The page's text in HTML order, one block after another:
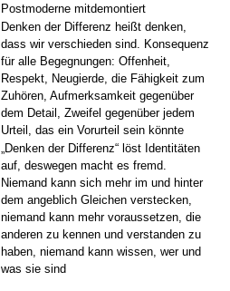
Postmoderne mitdemontiert
Denken der Differenz heißt denken,
dass wir verschieden sind. Konsequenz
für alle Begegnungen: Offenheit,
Respekt, Neugierde, die Fähigkeit zum
Zuhören, Aufmerksamkeit gegenüber
dem Detail, Zweifel gegenüber jedem
Urteil, das ein Vorurteil sein könnte
„Denken der Differenz“ löst Identitäten
auf, deswegen macht es fremd.
Niemand kann sich mehr im und hinter
dem angeblich Gleichen verstecken,
niemand kann mehr voraussetzen, die
anderen zu kennen und verstanden zu
haben, niemand kann wissen, wer und
was sie sind